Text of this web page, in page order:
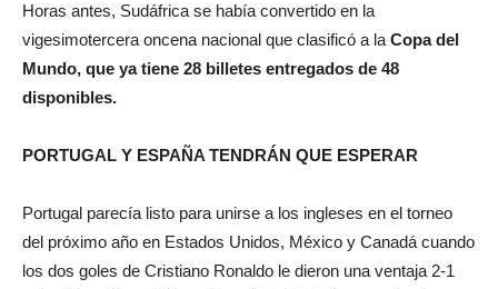
Horas antes, Sudáfrica se había convertido en la
vigesimotercera oncena nacional que clasificó a la Copa del
Mundo, que ya tiene 28 billetes entregados de 48
disponibles.
PORTUGAL Y ESPAÑA TENDRÁN QUE ESPERAR
Portugal parecía listo para unirse a los ingleses en el torneo
del próximo año en Estados Unidos, México y Canadá cuando
los dos goles de Cristiano Ronaldo le dieron una ventaja 2-1